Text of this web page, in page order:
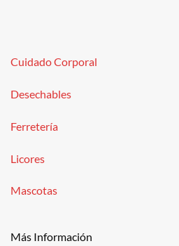
Cuidado Corporal
Desechables
Ferretería
Licores
Mascotas
Más Información